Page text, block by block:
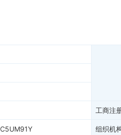
工商注
组织机